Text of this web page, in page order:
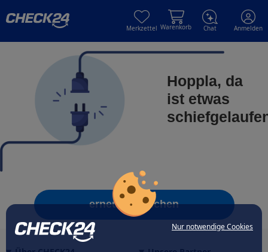
Nur notwendige Cookies
Merkzettel Warenkorb Chat Anmelden
Hoppla, da
ist etwas
erneut versuchen